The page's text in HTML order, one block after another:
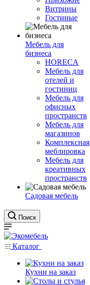
Витрины
Гостиные
Мебель для
бизнеса
HORECA
Мебель для
отелей и
гостиниц
Мебель для
офисных
пространств
Мебель для
магазинов
Комплексная
меблировка
Мебель для
креативных
пространств
Садовая мебель
Поиск
Каталог
Кухни на заказ